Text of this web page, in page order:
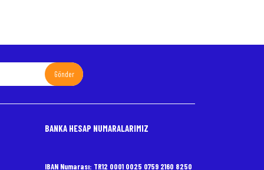
Gönder
BANKA HESAP NUMARALARIMIZ
IBAN Numarası: TR12 0001 0025 0759 2160 8250